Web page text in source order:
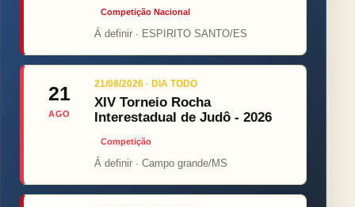
Competição Nacional
Á definir · ESPIRITO SANTO/ES
21
AGO
21/08/2026 · DIA TODO
XIV Torneio Rocha
Interestadual de Judô - 2026
Competição
Á definir · Campo grande/MS